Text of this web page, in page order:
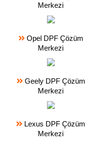
Merkezi
Opel DPF Çözüm
Merkezi
Geely DPF Çözüm
Merkezi
Lexus DPF Çözüm
Merkezi